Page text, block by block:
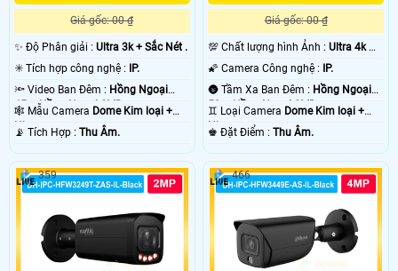
Giá gốc: 00 ₫
✨ Độ Phân giải : Ultra 3k + Sắc Nét .
✳️ Tích hợp công nghệ :
IP.
🔦 Video Ban Đêm : Hồng Ngoại
45m Hồng Ngoại SMD.
🕸️ Mẫu Camera Dome Kim loại +
Nhựa.
️📡 Tích Hợp : Thu Âm.
Giá gốc: 00 ₫
💯 Chất lượng hình Ảnh :Ultra 4k 👍🏾
🌠 Camera Công nghệ :
IP.
🌚 Tầm Xa Ban Đêm : Hồng Ngoại
50m Hồng Ngoại SMD.
♊ Loại Camera Dome Kim loại +
Nhựa.
️♚ Đặt Điểm :Thu Âm.
359 466